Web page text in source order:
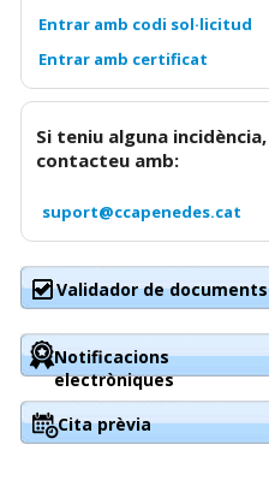
Entrar amb codi sol·licitud
Si teniu alguna incidència,
contacteu amb:
suport@ccapenedes.cat
Validador de documents
Notificacions
electròniques
Cita prèvia